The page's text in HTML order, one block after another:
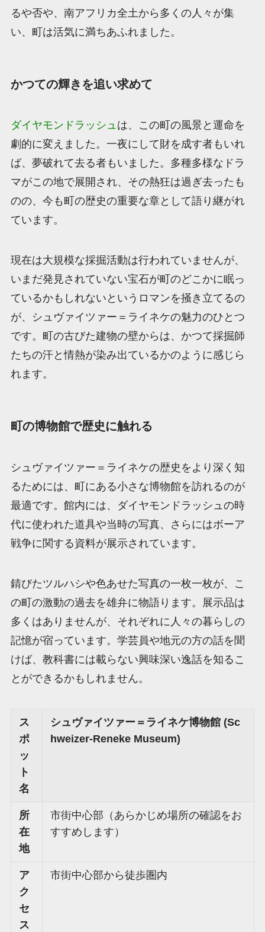
るや否や、南アフリカ全土から多くの人々が集
い、町は活気に満ちあふれました。
かつての輝きを追い求めて
ダイヤモンドラッシュは、この町の風景と運命を
劇的に変えました。一夜にして財を成す者もいれ
ば、夢破れて去る者もいました。多種多様なドラ
マがこの地で展開され、その熱狂は過ぎ去ったも
のの、今も町の歴史の重要な章として語り継がれ
ています。
現在は大規模な採掘活動は行われていませんが、
いまだ発見されていない宝石が町のどこかに眠っ
ているかもしれないというロマンを掻き立てるの
が、シュヴァイツァー＝ライネケの魅力のひとつ
です。町の古びた建物の壁からは、かつて採掘師
たちの汗と情熱が染み出ているかのように感じら
れます。
町の博物館で歴史に触れる
シュヴァイツァー＝ライネケの歴史をより深く知
るためには、町にある小さな博物館を訪れるのが
最適です。館内には、ダイヤモンドラッシュの時
代に使われた道具や当時の写真、さらにはボーア
戦争に関する資料が展示されています。
錆びたツルハシや色あせた写真の一枚一枚が、こ
の町の激動の過去を雄弁に物語ります。展示品は
多くはありませんが、それぞれに人々の暮らしの
記憶が宿っています。学芸員や地元の方の話を聞
けば、教科書には載らない興味深い逸話を知るこ
とができるかもしれません。
ス
ポ
ッ
ト
名
シュヴァイツァー＝ライネケ博物館 (Sc
hweizer-Reneke Museum)
所
在
地
市街中心部（あらかじめ場所の確認をお
すすめします）
ア
ク
セ
ス
市街中心部から徒歩圏内